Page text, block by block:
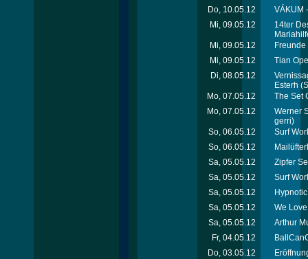
Do, 10.05.12
VÁKUM
Mi, 09.05.12
14ter
Mi, 09.05.12
Mi, 09.05.12
Tian
Di, 08.05.12
Esterh
Mo, 07.05.12
The Set
Mo, 07.05.12
Werner
gerri)
So, 06.05.12
Surf
So, 06.05.12
Sa, 05.05.12
Zipfer
Sa, 05.05.12
Surf
Sa, 05.05.12
Sa, 05.05.12
We
Sa, 05.05.12
Arthur
Fr, 04.05.12
Do, 03.05.12